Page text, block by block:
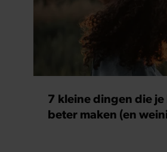
7 kleine dingen die je
beter maken (en